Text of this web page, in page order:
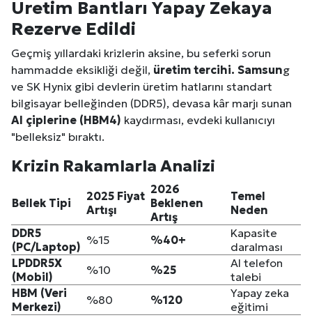
Üretim Bantları Yapay Zekaya
Rezerve Edildi
Geçmiş yıllardaki krizlerin aksine, bu seferki sorun
hammadde eksikliği değil, üretim tercihi. Samsung
ve SK Hynix gibi devlerin üretim hatlarını standart
bilgisayar belleğinden (DDR5), devasa kâr marjı sunan
AI çiplerine (HBM4) kaydırması, evdeki kullanıcıyı
"belleksiz" bıraktı.
Krizin Rakamlarla Analizi
Bellek Tipi
2025 Fiyat
Artışı
2026
Beklenen
Artış
Temel
Neden
DDR5
(PC/Laptop) %15 %40+
Kapasite
daralması
LPDDR5X
(Mobil)
%10 %25
AI telefon
talebi
HBM (Veri
Merkezi)
%80 %120
Yapay zeka
eğitimi